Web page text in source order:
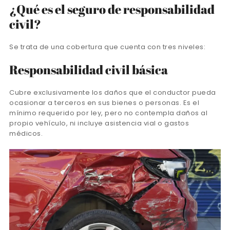
¿Qué es el seguro de responsabilidad
civil?
Se trata de una cobertura que cuenta con tres niveles:
Responsabilidad civil básica
Cubre exclusivamente los daños que el conductor pueda
ocasionar a terceros en sus bienes o personas. Es el
mínimo requerido por ley, pero no contempla daños al
propio vehículo, ni incluye asistencia vial o gastos
médicos.